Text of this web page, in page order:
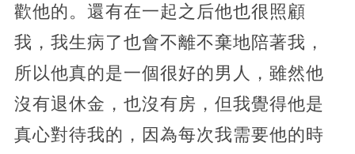
歡他的。還有在一起之后他也很照顧
我，我生病了也會不離不棄地陪著我，
所以他真的是一個很好的男人，雖然他
沒有退休金，也沒有房，但我覺得他是
真心對待我的，因為每次我需要他的時